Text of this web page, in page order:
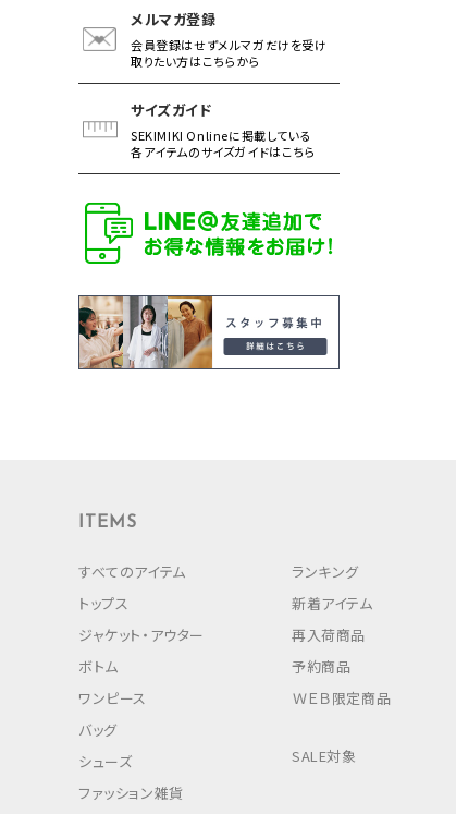
メルマガ登録
会員登録はせずメルマガだけを受け
取りたい方はこちらから
サイズガイド
SEKIMIKI Onlineに掲載している
各アイテムのサイズガイドはこちら
ITEMS
すべてのアイテム
トップス
ジャケット・アウター
ボトム
ワンピース
バッグ
シューズ
ファッション雑貨
ランキング
新着アイテム
再入荷商品
予約商品
ＷＥＢ限定商品
SALE対象